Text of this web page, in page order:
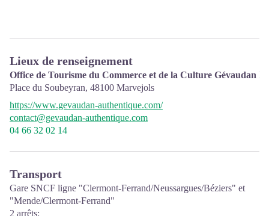
Lieux de renseignement
Office de Tourisme du Commerce et de la Culture Gévaudan
Place du Soubeyran, 48100 Marvejols
https://www.gevaudan-authentique.com/
contact@gevaudan-authentique.com
04 66 32 02 14
Transport
Gare SNCF ligne "Clermont-Ferrand/Neussargues/Béziers" et
"Mende/Clermont-Ferrand"
2 arrêts: